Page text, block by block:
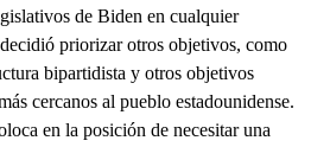
de Biden en cualquier
priorizar otros objetivos, como
bipartidista y otros objetivos
cercanos al pueblo estadounidense.
en la posición de necesitar una